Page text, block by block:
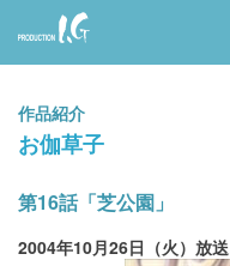
Prod
uctio
n I.G
作品紹介
お伽草子
第16話「芝公園」
2004年10月26日（火）放送